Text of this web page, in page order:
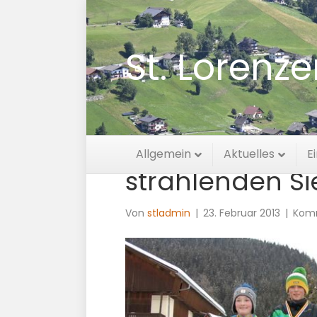
St.
Allgemein Aktuelles
strahlenden
Von stladmin | 23. Februar 2013 |